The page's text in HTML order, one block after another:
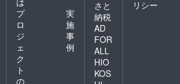
プ
ロ
ジ
ェ
ク
ト
の
実
施
事
例
さと
納税
AD
FOR
ALL
HIO
KOS
リシー